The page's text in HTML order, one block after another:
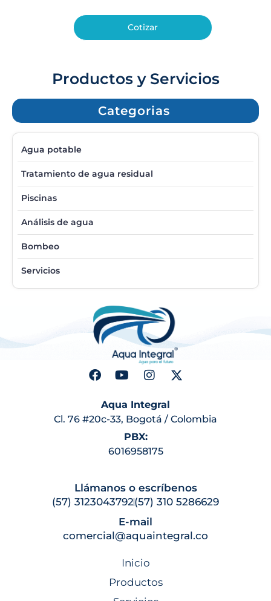
Cotizar
Productos y Servicios
Categorias
Agua potable
Tratamiento de agua residual
Piscinas
Análisis de agua
Bombeo
Servicios
Aqua Integral
Cl. 76 #20c-33, Bogotá / Colombia
PBX:
6016958175
Llámanos o escríbenos
(57) 3123043792(57) 310 5286629
E-mail
comercial@aquaintegral.co
Inicio
Productos